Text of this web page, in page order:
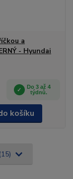
a
- Hyundai
Do 3 až 4
týdnů.
košíku